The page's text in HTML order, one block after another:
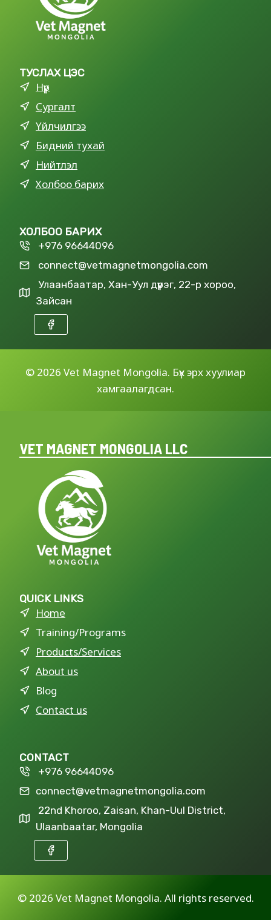
ТУСЛАХ ЦЭС
Нүүр
Сургалт
Үйлчилгээ
Бидний тухай
Нийтлэл
Холбоо барих
ХОЛБОО БАРИХ
+976 96644096
connect@vetmagnetmongolia.com
Улаанбаатар, Хан-Уул дүүрэг, 22-р хороо,
Зайсан
© 2026 Vet Magnet Mongolia. Бүх эрх хуулиар
хамгаалагдсан.
VET MAGNET MONGOLIA LLC
QUICK LINKS
Home
Training/Programs
Products/Services
About us
Blog
Contact us
CONTACT
+976 96644096
connect@vetmagnetmongolia.com
22nd Khoroo, Zaisan, Khan-Uul District,
Ulaanbaatar, Mongolia
© 2026 Vet Magnet Mongolia. All rights reserved.